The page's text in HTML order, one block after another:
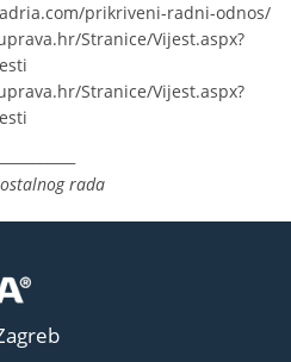
prikriveni-radni-odnos/
Stranice/Vijest.aspx?
Stranice/Vijest.aspx?
rada